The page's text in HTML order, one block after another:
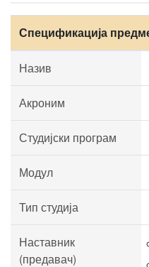
Спецификација
Назив
Акроним
Студијски програм
Модул
Тип студија
Наставник
(предавач)